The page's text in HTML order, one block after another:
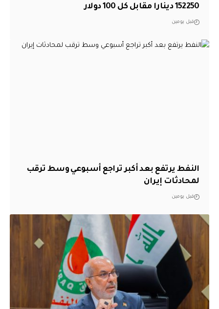
152250 دينارا مقابل كل 100 دولار
قبل يومين
النفط يرتفع بعد أكبر تراجع أسبوعي وسط ترقب
لمحادثات إيران
قبل يومين